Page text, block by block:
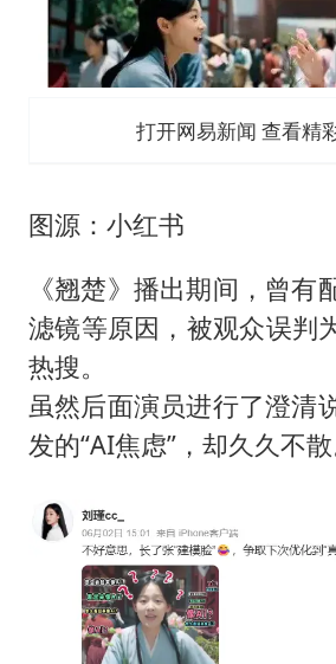
打开网易新闻 查看精
图源：小红书
《翘楚》播出期间，曾有
滤镜等原因，被观众误判
热搜。
虽然后面演员进行了澄清
发的“AI焦虑”，却久久不散